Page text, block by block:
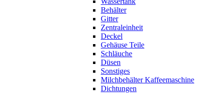
Behälter
Gitter
Zentraleinheit
Deckel
Gehäuse Teile
Schläuche
Düsen
Sonstiges
Milchbehälter Kaffeemaschine
Dichtungen